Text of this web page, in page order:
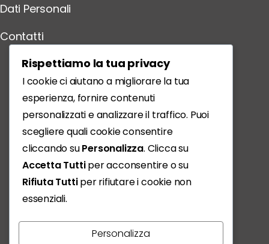
Dati Personali
Contatti
Scarica l'App
Rispettiamo la tua privacy
I cookie ci aiutano a migliorare la tua
esperienza, fornire contenuti
personalizzati e analizzare il traffico. Puoi
scegliere quali cookie consentire
cliccando suPersonalizza. Clicca su
Accetta Tuttiper acconsentire o su
Rifiuta Tuttiper rifiutare i cookie non
essenziali.
Personalizza